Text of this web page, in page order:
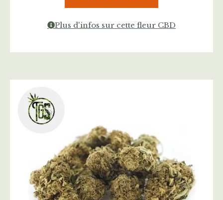
Plus d'infos sur cette fleur CBD